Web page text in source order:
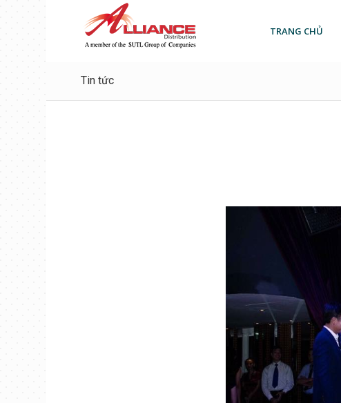
TRANG CHỦ
Tin tức